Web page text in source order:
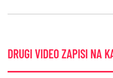
DRUGI VIDEO ZAPISI NA